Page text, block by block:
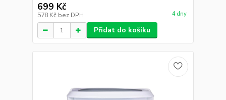
699 Kč
578 Kč bez DPH 4 dny
Přidat do košíku